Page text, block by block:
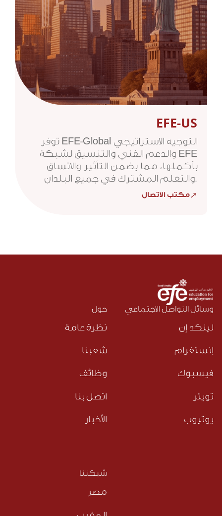
EFE-US
توفر EFE-Global التوجيه الاستراتيجي
والدعم الفني والتنسيق لشبكة EFE
بأكملها، مما يضمن التأثير والاتساق
والتعلم المشترك في جميع البلدان.
مكتب الاتصال
حول
نظرة عامة
شعبنا
وظائف
اتصل بنا
الأخبار
وسائل التواصل الاجتماعي
لينكد إن
إنستغرام
فيسبوك
تويتر
يوتيوب
شبكتنا
مصر